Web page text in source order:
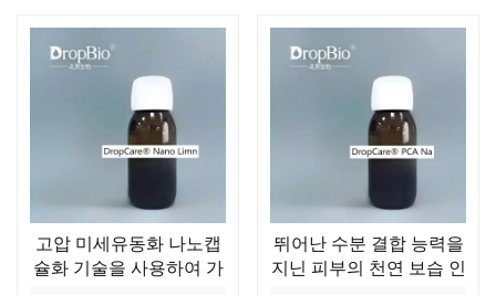
고압 미세유동화 나노캡
슐화 기술을 사용하여 가
뛰어난 수분 결합 능력을
지닌 피부의 천연 보습 인